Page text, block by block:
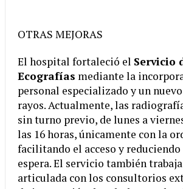
OTRAS MEJORAS
El hospital fortaleció el Servicio
Ecografías mediante la
personal especializado y un
rayos. Actualmente, las
sin turno previo, de lunes a
las 16 horas, únicamente con la
facilitando el acceso y
espera. El servicio también
articulada con los consultorios